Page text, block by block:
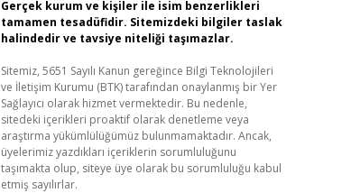
Gerçek kurum ve kişiler ile isim benzerlikleri
tamamen tesadüfidir. Sitemizdeki bilgiler taslak
halindedir ve tavsiye niteliği taşımazlar.
Sitemiz, 5651 Sayılı Kanun gereğince Bilgi Teknolojileri
ve İletişim Kurumu (BTK) tarafından onaylanmış bir Yer
Sağlayıcı olarak hizmet vermektedir. Bu nedenle,
sitedeki içerikleri proaktif olarak denetleme veya
araştırma yükümlülüğümüz bulunmamaktadır. Ancak,
üyelerimiz yazdıkları içeriklerin sorumluluğunu
taşımakta olup, siteye üye olarak bu sorumluluğu kabul
etmiş sayılırlar.